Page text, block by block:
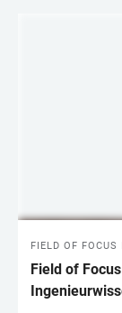
FIELD OF FOCUS II
Field of